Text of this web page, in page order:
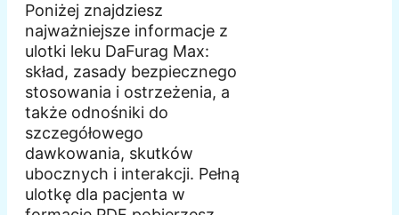
Poniżej znajdziesz
najważniejsze informacje z
ulotki leku DaFurag Max:
skład, zasady bezpiecznego
stosowania i ostrzeżenia, a
także odnośniki do
szczegółowego
dawkowania, skutków
ubocznych i interakcji. Pełną
ulotkę dla pacjenta w